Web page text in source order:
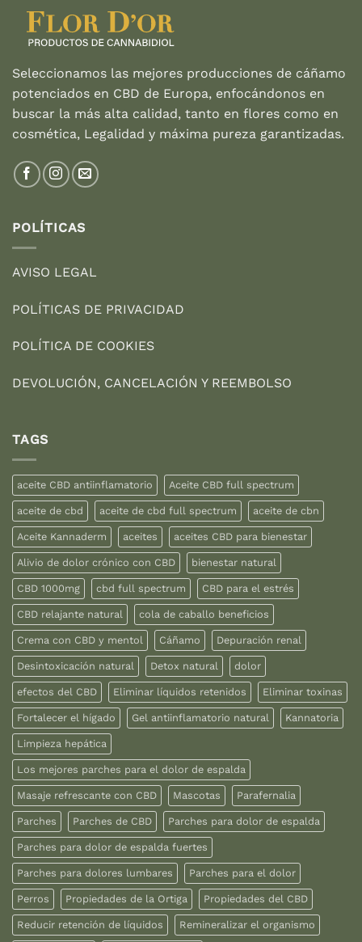
Seleccionamos las mejores producciones de cáñamo
potenciados en CBD de Europa, enfocándonos en
buscar la más alta calidad, tanto en flores como en
cosmética, Legalidad y máxima pureza garantizadas.
POLÍTICAS
AVISO LEGAL
POLÍTICAS DE PRIVACIDAD
POLÍTICA DE COOKIES
DEVOLUCIÓN, CANCELACIÓN Y REEMBOLSO
TAGS
aceite CBD antiinflamatorio Aceite CBD full spectrum
aceite de cbd aceite de cbd full spectrum aceite de cbn
Aceite Kannaderm aceites aceites CBD para bienestar
Alivio de dolor crónico con CBD bienestar natural
CBD 1000mg cbd full spectrum CBD para el estrés
CBD relajante natural cola de caballo beneficios
Crema con CBD y mentol Cáñamo Depuración renal
Desintoxicación natural Detox natural dolor
efectos del CBD Eliminar líquidos retenidos Eliminar toxinas
Fortalecer el hígado Gel antiinflamatorio natural Kannatoria
Limpieza hepática
Los mejores parches para el dolor de espalda
Masaje refrescante con CBD Mascotas Parafernalia
Parches Parches de CBD Parches para dolor de espalda
Parches para dolor de espalda fuertes
Parches para dolores lumbares Parches para el dolor
Perros Propiedades de la Ortiga Propiedades del CBD
Reducir retención de líquidos Remineralizar el organismo